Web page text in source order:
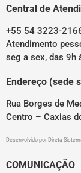
Central de
+55 54 3223-
Atendimento
seg a sex, das 9h
Endereço (sede
Rua Borges de
Centro – Caxias
Desenvolvido por Direta
COMUNICAÇÃO